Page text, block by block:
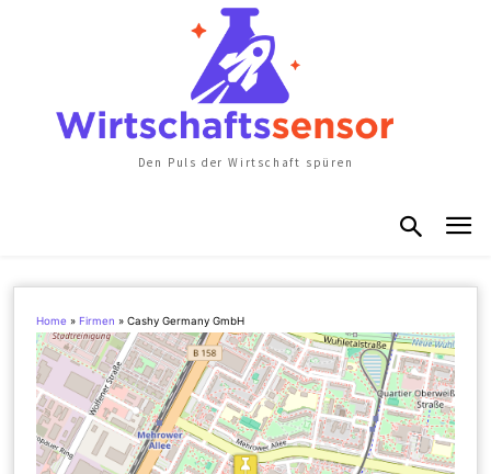
Den Puls der Wirtschaft spüren
Home » Firmen »Cashy Germany GmbH